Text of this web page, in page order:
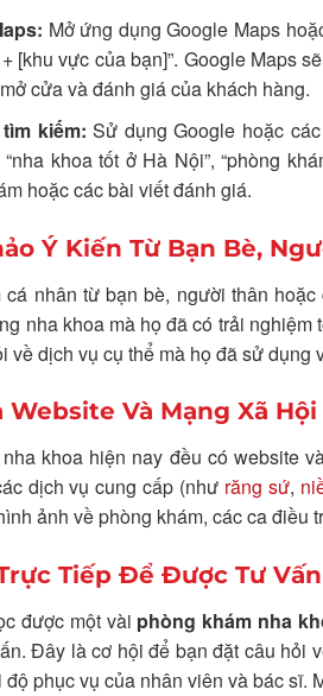
Mở ứng dụng Google Maps
[khu vực của bạn]”. Google Maps
cửa và đánh giá của khách hàng.
kiếm: Sử dụng Google hoặc
“nha khoa tốt ở Hà Nội”, “phòng
hoặc các bài viết đánh giá.
Ý Kiến Từ Bạn Bè,
cá nhân từ bạn bè, người thân
nha khoa mà họ đã có trải
về dịch vụ cụ thể mà họ đã sử dụng
Website Và Mạng Xã
khoa hiện nay đều có website
dịch vụ cung cấp (như răng sứ,
ảnh về phòng khám, các ca điều
Tiếp Để Được Tư Vấn
được một vài phòng khám nha
Đây là cơ hội để bạn đặt câu hỏi
phục vụ của nhân viên và bác sĩ.